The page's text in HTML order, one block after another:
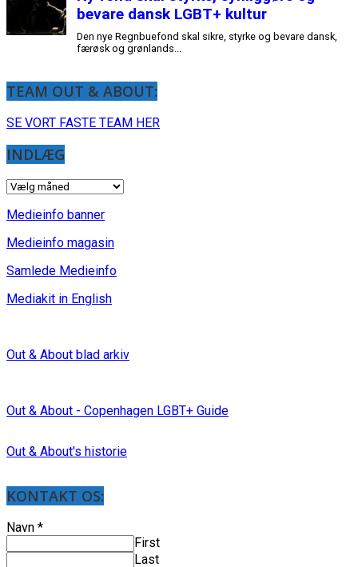
TEAM OUT & ABOUT:
SE VORT FASTE TEAM HER
INDLÆG
INDLÆG
Medieinfo banner
Medieinfo magasin
Samlede Medieinfo
Mediakit in English
Out & About blad arkiv
Out & About - Copenhagen LGBT+ Guide
Out & About's historie
KONTAKT OS:
Navn *
First
Last